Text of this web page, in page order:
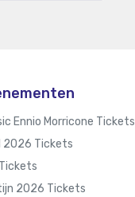
Ennio Morricone Tickets
2026 Tickets
2026 Tickets